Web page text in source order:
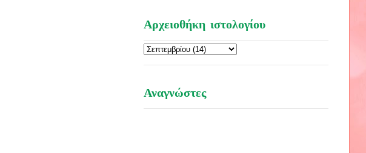
Αρχειοθήκη ιστολογίου
Αναγνώστες